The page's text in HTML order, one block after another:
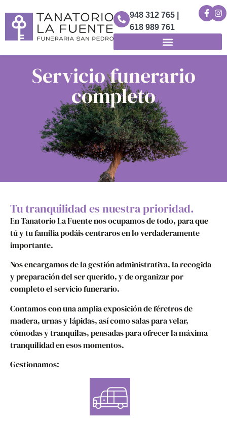
948 312 765 |
618 989 761
Servicio funerario
completo
Tu tranquilidad es nuestra prioridad.
En Tanatorio La Fuente nos ocupamos de todo, para que
tú y tu familia podáis centraros en lo verdaderamente
importante.
Nos encargamos de la gestión administrativa, la recogida
y preparación del ser querido, y de organizar por
completo el servicio funerario.
Contamos con una amplia exposición de féretros de
madera, urnas y lápidas, así como salas para velar,
cómodas y tranquilas, pensadas para ofrecer la máxima
tranquilidad en esos momentos.
Gestionamos: